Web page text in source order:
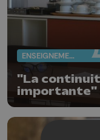
ENSEIGNEMENT
"La
importante"